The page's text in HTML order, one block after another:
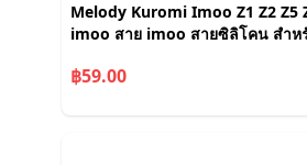
Melody Kuromi Imoo Z1 Z2 Z5
imoo สาย imoo สายซิลิโคน สำ
฿59.00